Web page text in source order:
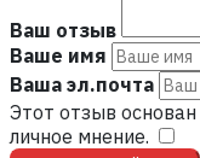
Ваш отзыв
Ваше имя
Ваша эл.почта
Этот отзыв
личное мнение.